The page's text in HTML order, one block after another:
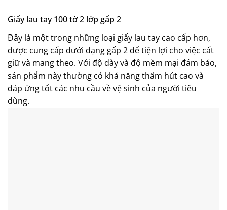
Giấy lau tay 100 tờ 2 lớp gấp 2
Đây là một trong những loại giấy lau tay cao cấp hơn,
được cung cấp dưới dạng gấp 2 để tiện lợi cho việc cất
giữ và mang theo. Với độ dày và độ mềm mại đảm bảo,
sản phẩm này thường có khả năng thấm hút cao và
đáp ứng tốt các nhu cầu về vệ sinh của người tiêu
dùng.